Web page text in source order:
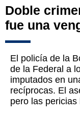
Doble
fue una
El policía de la
de la Federal a
imputados en
recíprocas. El
pero las